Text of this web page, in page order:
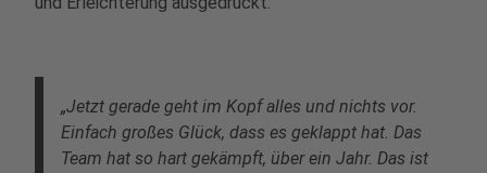
„Jetzt gerade geht im Kopf alles und nichts vor.
Einfach großes Glück, dass es geklappt hat. Das
Team hat so hart gekämpft, über ein Jahr. Das ist